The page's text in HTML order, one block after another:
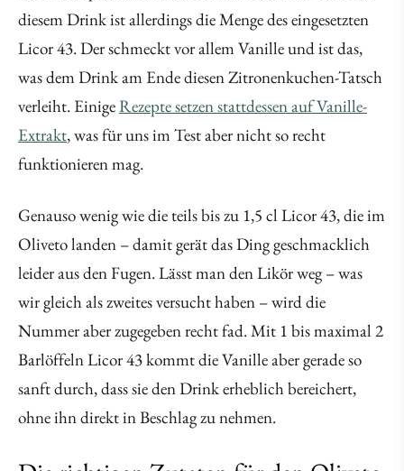
diesem Drink ist allerdings die Menge des eingesetzten
Licor 43. Der schmeckt vor allem Vanille und ist das,
was dem Drink am Ende diesen Zitronenkuchen-Tatsch
verleiht. EinigeRezepte setzen stattdessen auf Vanille-
Extrakt, was für uns im Test aber nicht so recht
funktionieren mag.
Genauso wenig wie die teils bis zu 1,5 cl Licor 43, die im
Oliveto landen – damit gerät das Ding geschmacklich
leider aus den Fugen. Lässt man den Likör weg – was
wir gleich als zweites versucht haben – wird die
Nummer aber zugegeben recht fad. Mit 1 bis maximal 2
Barlöffeln Licor 43 kommt die Vanille aber gerade so
sanft durch, dass sie den Drink erheblich bereichert,
ohne ihn direkt in Beschlag zu nehmen.